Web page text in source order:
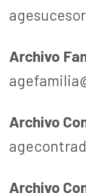
Archivo
Archivo
Archivo